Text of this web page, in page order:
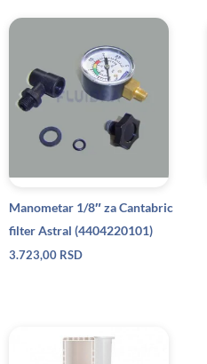
Manometar 1/8″ za Cantabric
filter Astral (4404220101)
3.723,00 RSD